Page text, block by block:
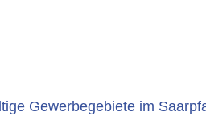
Gewerbegebiete im